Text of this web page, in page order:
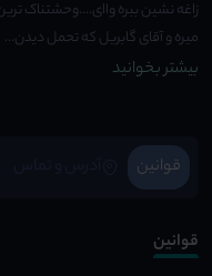
زاغه نشین ببره واای....وحشتناک ترین
میره و آقای گابریل که تحمل دیدن...
بیشتر بخوانید
قوانین
قوانین